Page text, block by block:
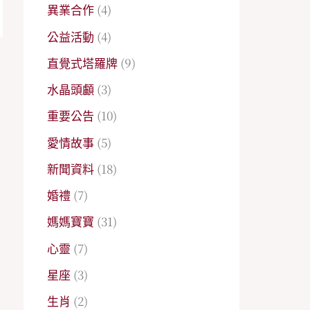
異業合作 (4)
公益活動 (4)
直覺式塔羅牌 (9)
水晶頭顱 (3)
重要公告 (10)
愛情故事 (5)
新聞資料 (18)
婚禮 (7)
媽媽寶寶 (31)
心靈 (7)
星座 (3)
生肖 (2)